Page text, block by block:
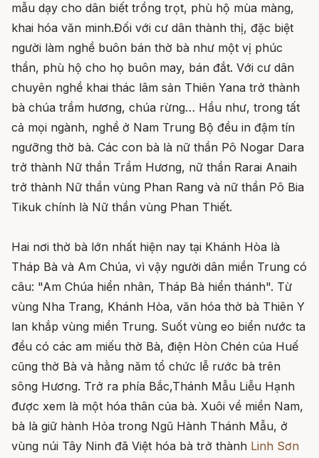
mẫu dạy cho dân biết trồng trọt, phù hộ mùa màng,
khai hóa văn minh.Đối với cư dân thành thị, đặc biệt
người làm nghề buôn bán thờ bà như một vị phúc
thần, phù hộ cho họ buôn may, bán đắt. Với cư dân
chuyên nghề khai thác lâm sản Thiên Yana trở thành
bà chúa trầm hương, chúa rừng… Hầu như, trong tất
cả mọi ngành, nghề ở Nam Trung Bộ đều in đậm tín
ngưỡng thờ bà. Các con bà là nữ thần Pô Nogar Dara
trở thành Nữ thần Trầm Hương, nữ thần Rarai Anaih
trở thành Nữ thần vùng Phan Rang và nữ thần Pô Bia
Tikuk chính là Nữ thần vùng Phan Thiết.
Hai nơi thờ bà lớn nhất hiện nay tại Khánh Hòa là
Tháp Bà và Am Chúa, vì vậy người dân miền Trung có
câu: "Am Chúa hiển nhân, Tháp Bà hiển thánh". Từ
vùng Nha Trang, Khánh Hòa, văn hóa thờ bà Thiên Y
lan khắp vùng miền Trung. Suốt vùng eo biển nước ta
đều có các am miếu thờ Bà, điện Hòn Chén của Huế
cũng thờ Bà và hằng năm tổ chức lễ rước bà trên
sông Hương. Trở ra phía Bắc,Thánh Mẫu Liễu Hạnh
được xem là một hóa thân của bà. Xuôi về miền Nam,
bà là giữ hành Hỏa trong Ngũ Hành Thánh Mẫu, ở
vùng núi Tây Ninh đã Việt hóa bà trở thành Linh Sơn